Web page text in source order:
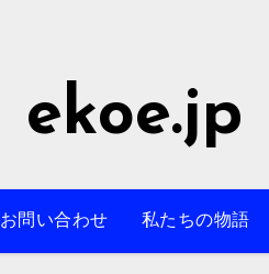
ekoe.jp
お問い合わせ 私たちの物語